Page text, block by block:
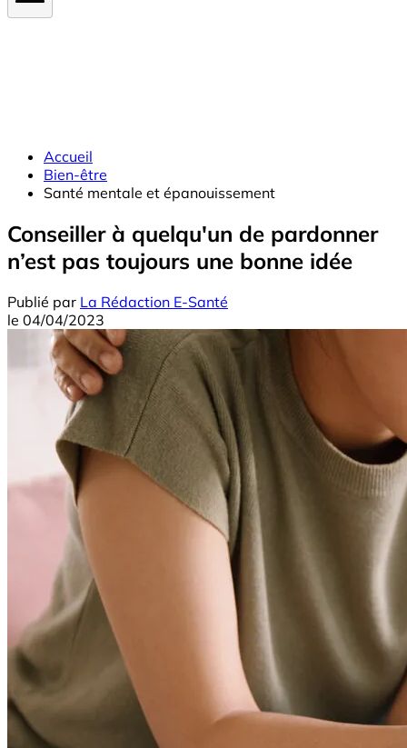
Accueil
Bien-être
Santé mentale et épanouissement
Conseiller à quelqu'un de pardonner
n’est pas toujours une bonne idée
Publié par La Rédaction E-Santé
le 04/04/2023